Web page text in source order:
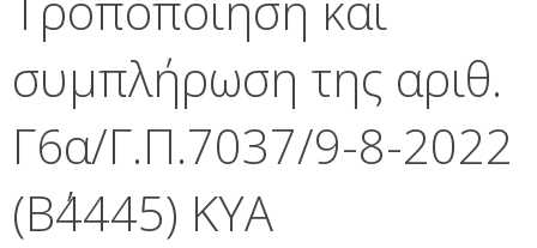
συμπλήρωση της αριθ.
Γ6α/Γ.Π.7037/9-8-2022
(Β΄4445) ΚΥΑ